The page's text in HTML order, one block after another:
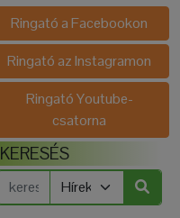
Ringató a Facebookon
Ringató az Instagramon
Ringató Youtube-
csatorna
KERESÉS